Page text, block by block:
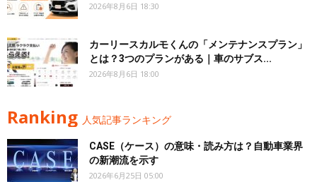
2026年8月6日 18:30
カーリースカルモくんの「メンテナンスプラン」
とは？3つのプランがある｜車のサブス...
2026年8月6日 18:00
Ranking 人気記事ランキング
CASE（ケース）の意味・読み方は？自動車業界
の新潮流を示す
2026年6月25日 05:00